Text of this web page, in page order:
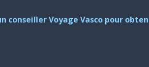
conseiller Voyage Vasco pour